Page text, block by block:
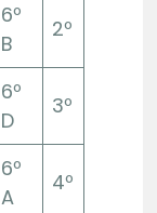
6º
B
2º
6º
D
3º
6º
A
4º